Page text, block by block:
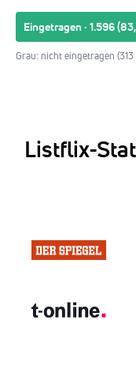
Eingetragen · 1.596
Grau: nicht eingetragen (313
Listflix-